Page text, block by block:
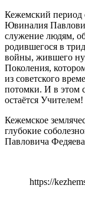
Кежемский период
Ювиналия
служение людям,
родившегося в
войны, жившего
Поколения,
из советского
потомки. И в этом
остаётся Учителем!
Кежемское
глубокие
Павловича
https://